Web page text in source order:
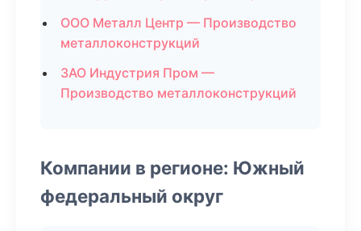
ООО Металл Центр — Производство
металлоконструкций
ЗАО Индустрия Пром —
Производство металлоконструкций
Компании в регионе: Южный
федеральный округ